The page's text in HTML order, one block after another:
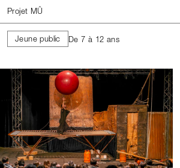
Projet MÛ
Jeune public De 7 à 12 ans